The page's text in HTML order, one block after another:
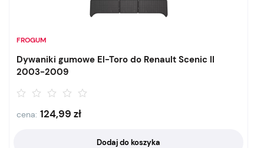
FROGUM
Dywaniki gumowe El-Toro do Renault Scenic II
2003-2009
cena: 124,99 zł
Dodaj do koszyka